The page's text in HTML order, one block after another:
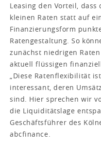
Leasing den Vorteil,
kleinen Raten statt auf
Finanzierungsform
Ratengestaltung. So
zunächst niedrigen
aktuell flüssigen
„Diese Ratenflexibilität
interessant, deren
sind. Hier sprechen wir
die Liquiditätslage
Geschäftsführer des
abcfinance.